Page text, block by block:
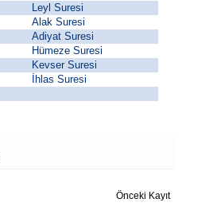
Leyl Suresi
Alak Suresi
Adiyat Suresi
Hümeze Suresi
Kevser Suresi
İhlas Suresi
Önceki Kayıt